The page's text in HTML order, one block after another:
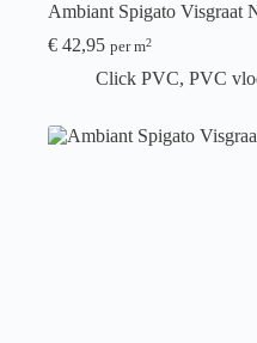
Ambiant Spigato Visgraat
€ 42,95 per m2
Click PVC, PVC